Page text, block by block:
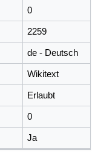
0
2259
de - Deutsch
Wikitext
Erlaubt
0
Ja